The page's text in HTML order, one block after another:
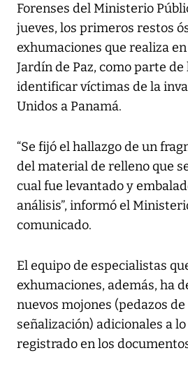
Forenses del Ministerio
jueves, los primeros restos
exhumaciones que realiza
Jardín de Paz, como parte
identificar víctimas de la
Unidos a Panamá.
“Se fijó el hallazgo de un
del material de relleno que
cual fue levantado y
análisis”, informó el
comunicado.
El equipo de especialistas
exhumaciones, además, ha
nuevos mojones (pedazos
señalización) adicionales a
registrado en los